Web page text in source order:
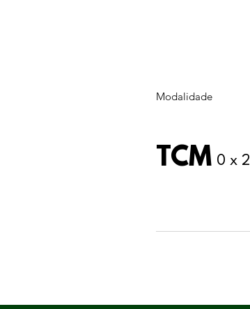
Modalidade
0 x 2
TCM